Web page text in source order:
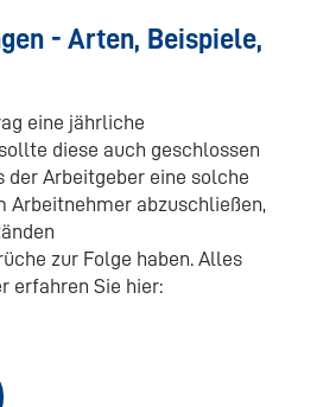
- Arten, Beispiele,
eine jährliche
diese auch geschlossen
der Arbeitgeber eine solche
Arbeitnehmer abzuschließen,
zur Folge haben. Alles
erfahren Sie hier: